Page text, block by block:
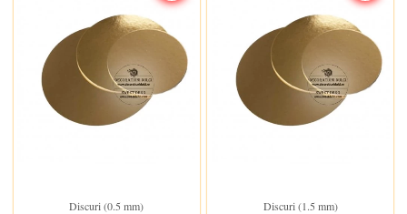
Discuri (0.5 mm) Discuri (1.5 mm)